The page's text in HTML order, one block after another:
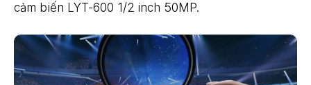
cảm biến LYT-600 1/2 inch 50MP.